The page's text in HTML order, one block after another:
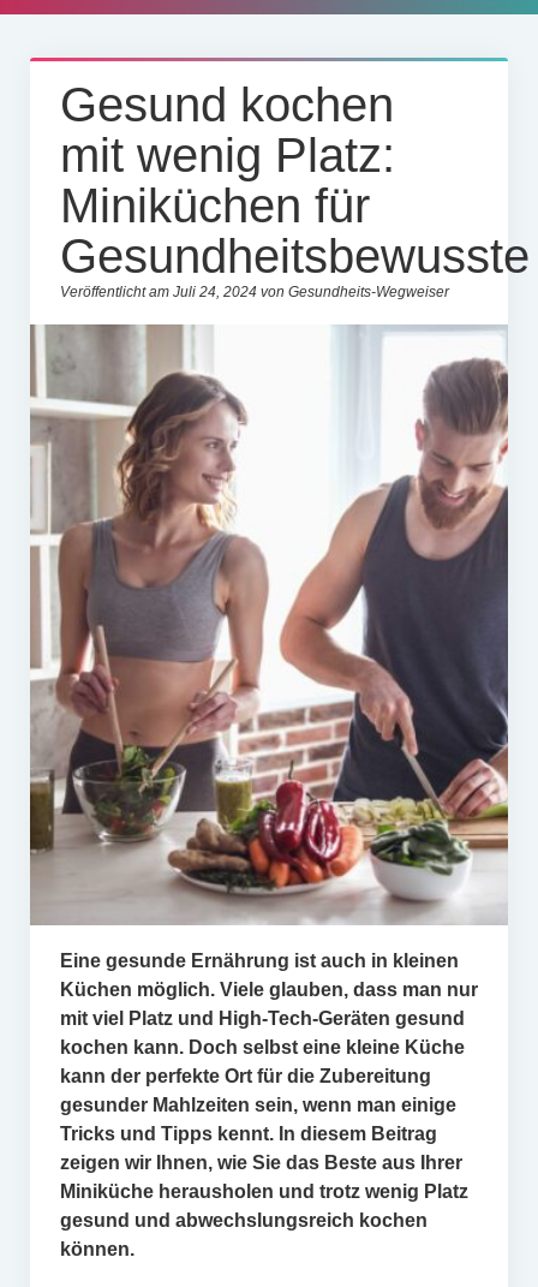
Gesund kochen
mit wenig Platz:
Miniküchen für
Gesundheitsbewusste
Veröffentlicht am Juli 24, 2024 von Gesundheits-Wegweiser
Eine gesunde Ernährung ist auch in kleinen
Küchen möglich. Viele glauben, dass man nur
mit viel Platz und High-Tech-Geräten gesund
kochen kann. Doch selbst eine kleine Küche
kann der perfekte Ort für die Zubereitung
gesunder Mahlzeiten sein, wenn man einige
Tricks und Tipps kennt. In diesem Beitrag
zeigen wir Ihnen, wie Sie das Beste aus Ihrer
Miniküche herausholen und trotz wenig Platz
gesund und abwechslungsreich kochen
können.